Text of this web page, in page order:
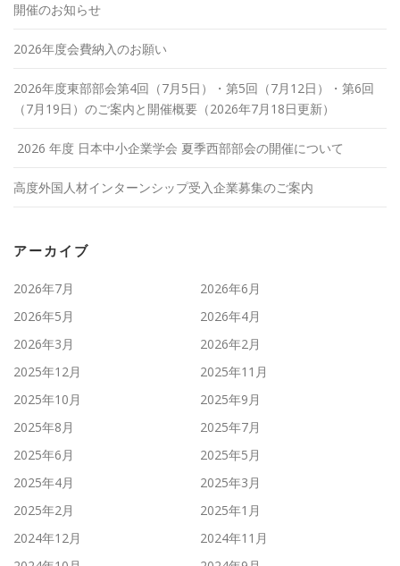
開催のお知らせ
2026年度会費納入のお願い
2026年度東部部会第4回（7月5日）・第5回（7月12日）・第6回
（7月19日）のご案内と開催概要（2026年7月18日更新）
2026 年度 日本中小企業学会 夏季西部部会の開催について
高度外国人材インターンシップ受入企業募集のご案内
アーカイブ
2026年7月
2026年6月
2026年5月
2026年4月
2026年3月
2026年2月
2025年12月
2025年11月
2025年10月
2025年9月
2025年8月
2025年7月
2025年6月
2025年5月
2025年4月
2025年3月
2025年2月
2025年1月
2024年12月
2024年11月